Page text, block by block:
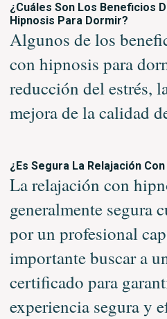
¿Cuáles Son Los Beneficios
Hipnosis Para Dormir?
Algunos de los
con hipnosis para
reducción del estrés,
mejora de la calidad
¿Es Segura La Relajación
La relajación con
generalmente segura
por un profesional
importante buscar a
certificado para
experiencia segura y